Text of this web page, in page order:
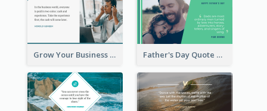
Grow Your Business Quote Twitter Post Father's Day Quote Twitter Post